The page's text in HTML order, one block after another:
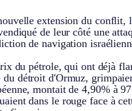
extension du conflit,
de leur côté une
de navigation
du pétrole, qui ont déjà
du détroit d'Ormuz,
montait de 4,90% à
dans le rouge face à